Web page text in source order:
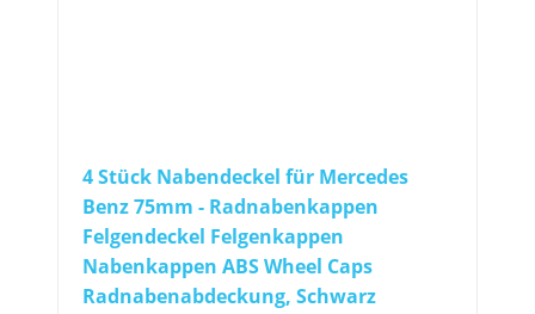
4 Stück Nabendeckel für Mercedes
Benz 75mm - Radnabenkappen
Felgendeckel Felgenkappen
Nabenkappen ABS Wheel Caps
Radnabenabdeckung, Schwarz